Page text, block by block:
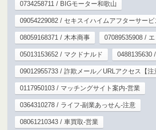
0734258711 / BIGモーター和歌山
09054229082 / セキスイハイムアフターサービ
08059168371 / 木本商事 07089535908 /
05013153652 / マクドナルド 0488135630
09012955733 / 詐欺メール／URLアクセス【注
0117950103 / マッチングサイト案内-営業
0364310278 / ライフ-副業あっせん-注意
08061210343 / 車買取-営業